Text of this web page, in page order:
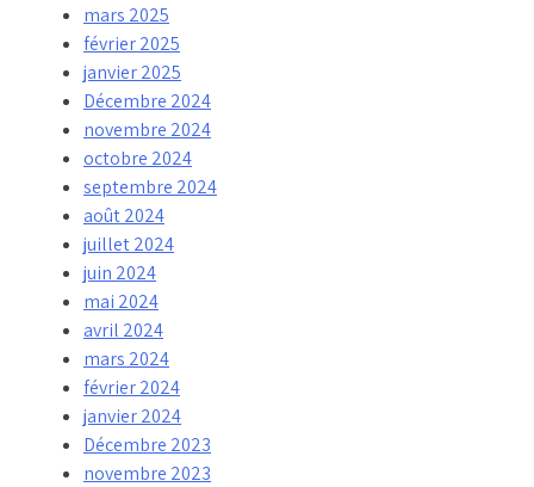
mars 2025
février 2025
janvier 2025
Décembre 2024
novembre 2024
octobre 2024
septembre 2024
août 2024
juillet 2024
juin 2024
mai 2024
avril 2024
mars 2024
février 2024
janvier 2024
Décembre 2023
novembre 2023